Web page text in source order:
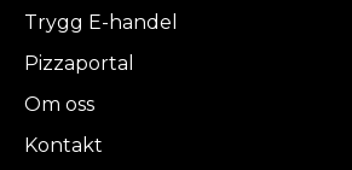
Trygg E-handel
Pizzaportal
Om oss
Kontakt